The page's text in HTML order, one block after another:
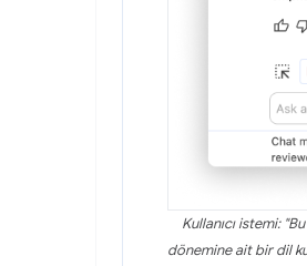
Kullanıcı istemi:
dönemine ait bir dil